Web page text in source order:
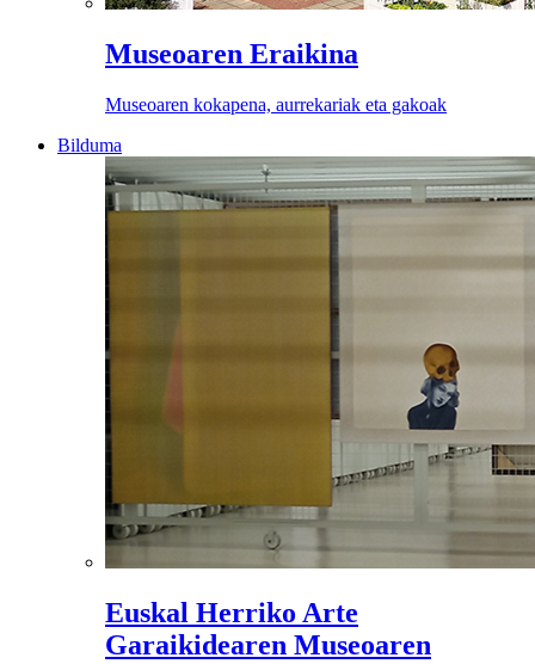
Museoaren Eraikina
Museoaren kokapena, aurrekariak eta gakoak
Bilduma
Euskal Herriko Arte
Garaikidearen Museoaren